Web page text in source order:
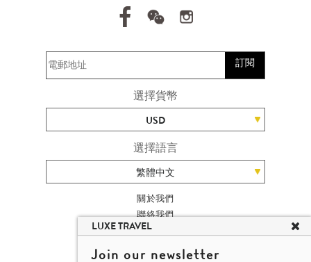
訂閱
選擇貨幣
USD
選擇語言
繁體中文
關於我們
聯絡我們
加入我們
旅遊網站地圖
LUXE TRAVEL
Join our newsletter